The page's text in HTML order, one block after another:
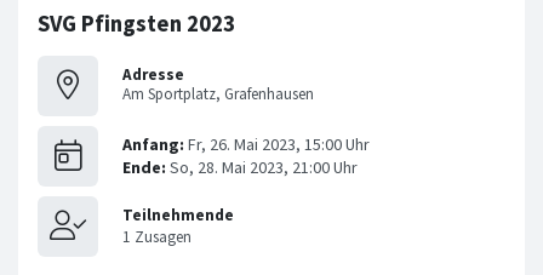
SVG Pfingsten 2023
Adresse
Am Sportplatz, Grafenhausen